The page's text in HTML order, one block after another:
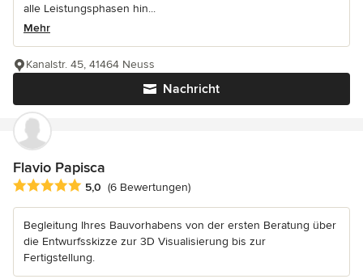
alle Leistungsphasen hin...
Mehr
Nachricht
Kanalstr. 45, 41464 Neuss
Flavio Papisca
Durchschnittliche Bewertung: 5 von 5 Sternen
5,0 (6 Bewertungen)
Begleitung Ihres Bauvorhabens von der ersten Beratung über
die Entwurfsskizze zur 3D Visualisierung bis zur
Fertigstellung.